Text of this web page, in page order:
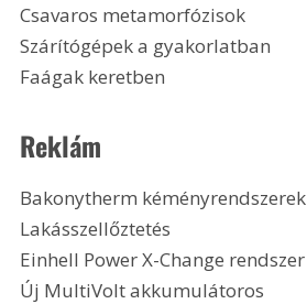
Csavaros metamorfózisok
Szárítógépek a gyakorlatban
Faágak keretben
Reklám
Bakonytherm kéményrendszerek
Lakásszellőztetés
Einhell Power X-Change rendszer
Új MultiVolt akkumulátoros